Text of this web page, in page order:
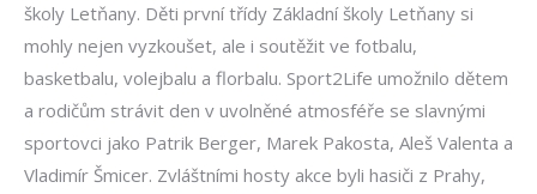
školy Letňany. Děti první třídy Základní školy Letňany si
mohly nejen vyzkoušet, ale i soutěžit ve fotbalu,
basketbalu, volejbalu a florbalu. Sport2Life umožnilo dětem
a rodičům strávit den v uvolněné atmosféře se slavnými
sportovci jako Patrik Berger, Marek Pakosta, Aleš Valenta a
Vladimír Šmicer. Zvláštními hosty akce byli hasiči z Prahy,